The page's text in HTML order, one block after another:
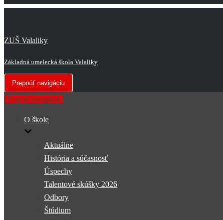
ZUŠ Valaliky
Základná umelecká škola Valaliky
Prepnúť navigáciu
Prepnúť navigáciu
O škole
Aktuálne
História a súčasnosť
Úspechy
Talentové skúšky 2026
Odbory
Štúdium